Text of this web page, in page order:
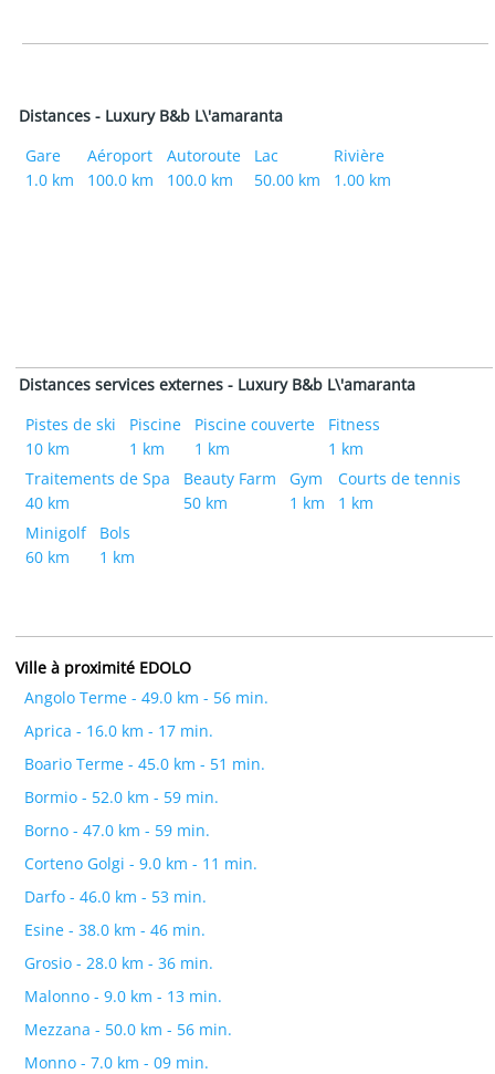
Distances - Luxury B&b L\'amaranta
Gare
1.0 km
Aéroport
100.0 km
Autoroute
100.0 km
Lac
50.00 km
Rivière
1.00 km
Distances services externes - Luxury B&b L\'amaranta
Pistes de ski
10 km
Piscine
1 km
Piscine couverte
1 km
Fitness
1 km
Traitements de Spa
40 km
Beauty Farm
50 km
Gym
1 km
Courts de tennis
1 km
Minigolf
60 km
Bols
1 km
Ville à proximité EDOLO
Angolo Terme - 49.0 km - 56 min.
Aprica - 16.0 km - 17 min.
Boario Terme - 45.0 km - 51 min.
Bormio - 52.0 km - 59 min.
Borno - 47.0 km - 59 min.
Corteno Golgi - 9.0 km - 11 min.
Darfo - 46.0 km - 53 min.
Esine - 38.0 km - 46 min.
Grosio - 28.0 km - 36 min.
Malonno - 9.0 km - 13 min.
Mezzana - 50.0 km - 56 min.
Monno - 7.0 km - 09 min.